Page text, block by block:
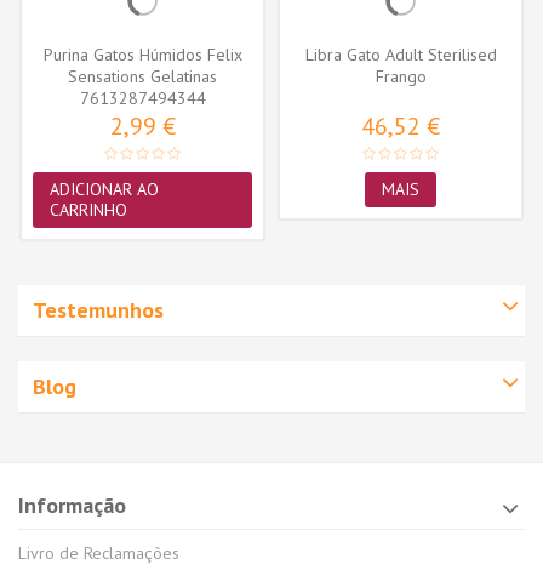
Purina Gatos Húmidos Felix
Sensations Gelatinas
Seleção...
7613287494344
2,99 €
ADICIONAR AO
CARRINHO
Libra Gato Adult Sterilised
Frango
46,52 €
MAIS
Testemunhos
Blog
Informação
Livro de Reclamações